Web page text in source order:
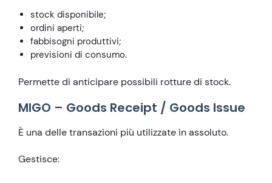
stock disponibile;
ordini aperti;
fabbisogni produttivi;
previsioni di consumo.
Permette di anticipare possibili rotture di stock.
MIGO – Goods Receipt / Goods Issue
È una delle transazioni più utilizzate in assoluto.
Gestisce: